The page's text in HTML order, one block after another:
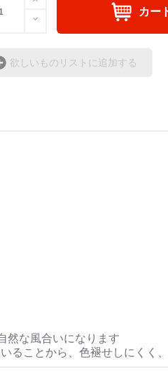
カー
欲しいものリストに追加する
然な風合いになります
ることから、色褪せしにくく